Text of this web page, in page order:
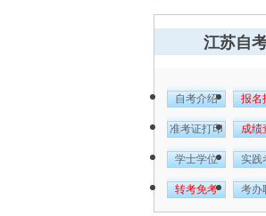
江苏自
自考介绍 报名
准考证打印 成绩
学士学位 实践
转考免考 考办